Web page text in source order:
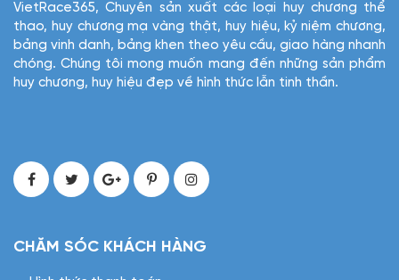
VietRace365, Chuyên sản xuất các loại huy chương thể
thao, huy chương mạ vàng thật, huy hiệu, kỷ niệm chương,
bảng vinh danh, bảng khen theo yêu cầu, giao hàng nhanh
chóng. Chúng tôi mong muốn mang đến những sản phẩm
huy chương, huy hiệu đẹp về hình thức lẫn tinh thần.
CHĂM SÓC KHÁCH HÀNG